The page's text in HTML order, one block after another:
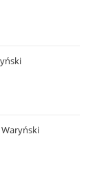
Waryński